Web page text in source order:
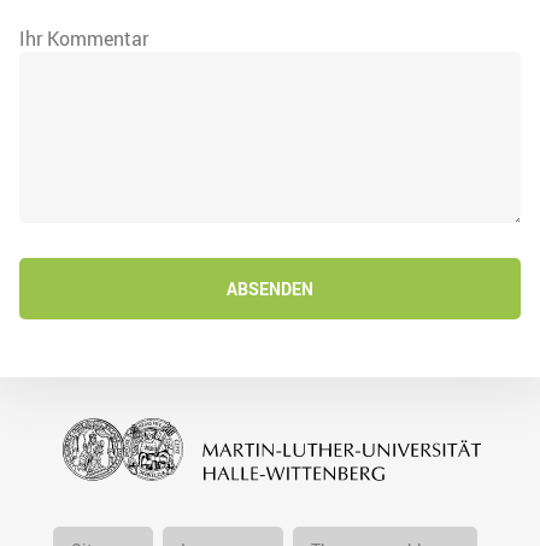
Ihr Kommentar
ABSENDEN